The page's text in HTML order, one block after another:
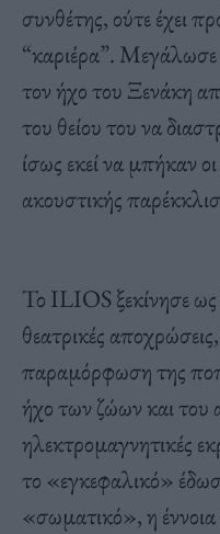
συνθέτης, ούτε έχει
“καριέρα”.
τον ήχο του Ξενάκη
του θείου του να
ίσως εκεί να μπήκαν
ακουστικής
Το ILIOS ξεκίνησε ως
θεατρικές
παραμόρφωση της
ήχο των ζώων και του
ηλεκτρομαγνητικές
το «εγκεφαλικό»
«σωματικό», η